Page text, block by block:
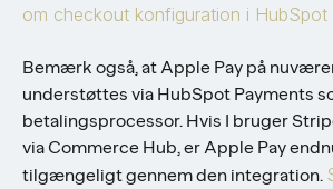
om checkout konfiguration i HubSpot
Bemærk også, at Apple Pay på
understøttes via HubSpot Payments
betalingsprocessor. Hvis I bruger
via Commerce Hub, er Apple Pay
tilgængeligt gennem den integration.